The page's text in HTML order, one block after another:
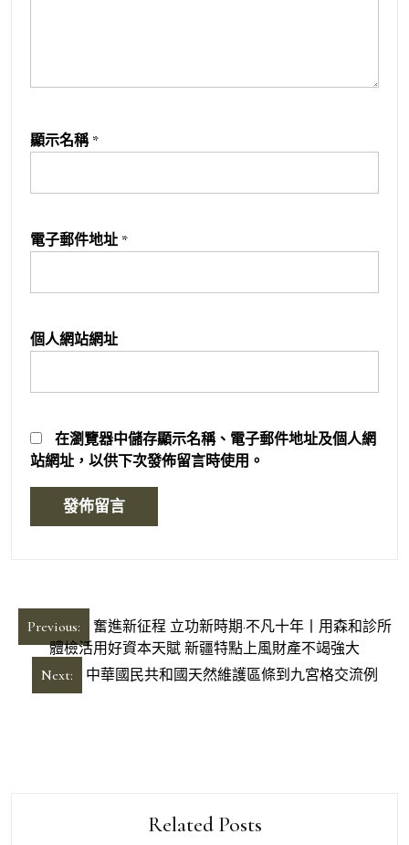
顯示名稱 *
電子郵件地址 *
個人網站網址
在瀏覽器中儲存顯示名稱、電子郵件地址及個人網
站網址，以供下次發佈留言時使用。
文
章
Previous:
奮進新征程 立功新時期·不凡十年丨用森和診所
體檢活用好資本天賦 新疆特點上風財產不竭強大
Next:
中華國民共和國天然維護區條到九宮格交流例
Related Posts